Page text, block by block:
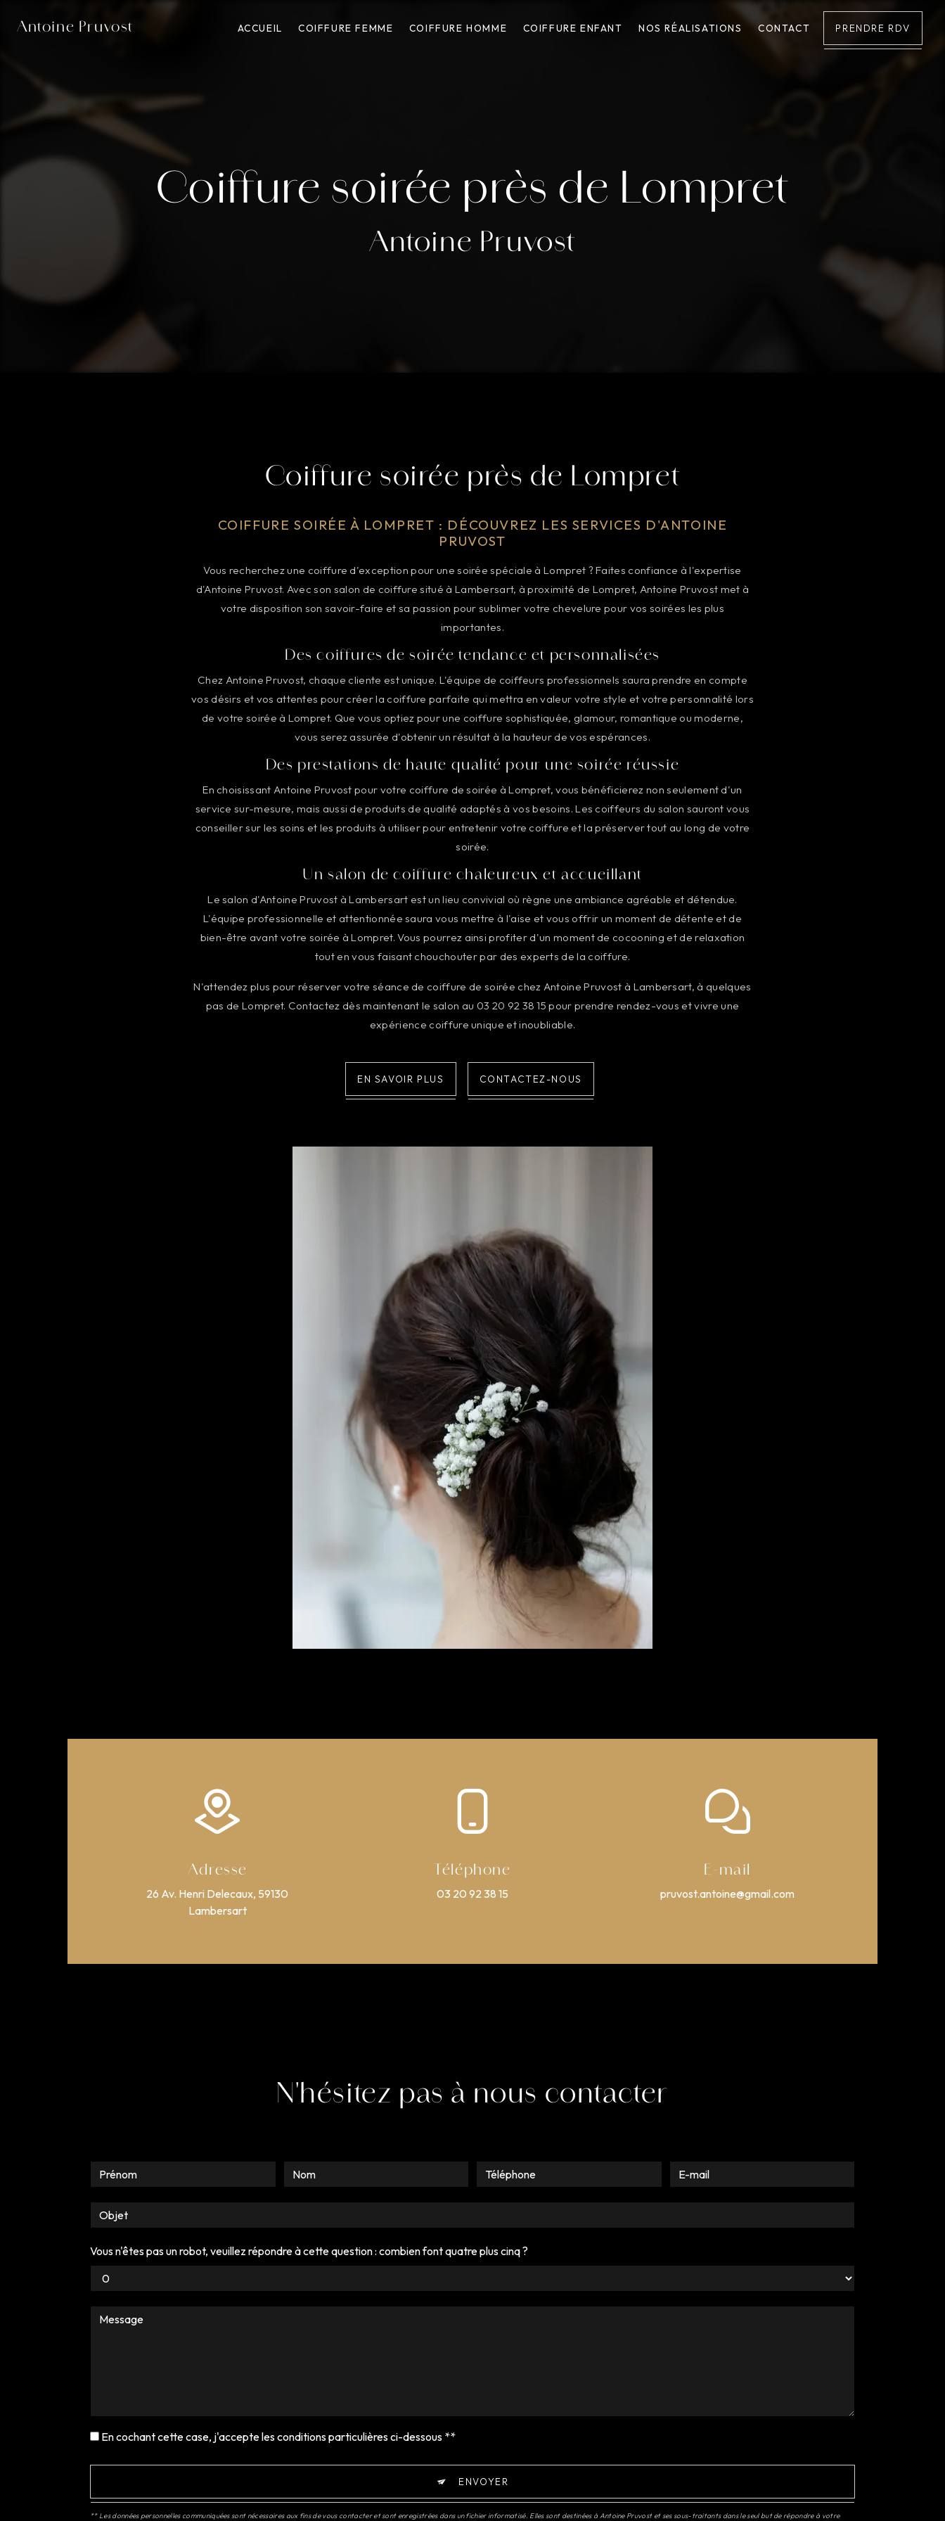
Antoine Pruvost ACCUEIL COIFFURE FEMME COIFFURE HOMME COIFFURE ENFANT NOS RÉALISATIONS CONTACT PRENDRE RDV
Coiffure soirée près de Lompret
Antoine Pruvost
Coiffure soirée près de Lompret
COIFFURE SOIRÉE À LOMPRET : DÉCOUVREZ LES SERVICES D'ANTOINE
PRUVOST
Vous recherchez une coiffure d'exception pour une soirée spéciale à Lompret ? Faites confiance à l'expertise
d'Antoine Pruvost. Avec son salon de coiffure situé à Lambersart, à proximité de Lompret, Antoine Pruvost met à
votre disposition son savoir-faire et sa passion pour sublimer votre chevelure pour vos soirées les plus
importantes.
Des coiffures de soirée tendance et personnalisées
Chez Antoine Pruvost, chaque cliente est unique. L'équipe de coiffeurs professionnels saura prendre en compte
vos désirs et vos attentes pour créer la coiffure parfaite qui mettra en valeur votre style et votre personnalité lors
de votre soirée à Lompret. Que vous optiez pour une coiffure sophistiquée, glamour, romantique ou moderne,
vous serez assurée d'obtenir un résultat à la hauteur de vos espérances.
Des prestations de haute qualité pour une soirée réussie
En choisissant Antoine Pruvost pour votre coiffure de soirée à Lompret, vous bénéficierez non seulement d'un
service sur-mesure, mais aussi de produits de qualité adaptés à vos besoins. Les coiffeurs du salon sauront vous
conseiller sur les soins et les produits à utiliser pour entretenir votre coiffure et la préserver tout au long de votre
soirée.
Un salon de coiffure chaleureux et accueillant
Le salon d'Antoine Pruvost à Lambersart est un lieu convivial où règne une ambiance agréable et détendue.
L'équipe professionnelle et attentionnée saura vous mettre à l'aise et vous offrir un moment de détente et de
bien-être avant votre soirée à Lompret. Vous pourrez ainsi profiter d'un moment de cocooning et de relaxation
tout en vous faisant chouchouter par des experts de la coiffure.
N'attendez plus pour réserver votre séance de coiffure de soirée chez Antoine Pruvost à Lambersart, à quelques
pas de Lompret. Contactez dès maintenant le salon au 03 20 92 38 15 pour prendre rendez-vous et vivre une
expérience coiffure unique et inoubliable.
EN SAVOIR PLUS CONTACTEZ-NOUS
Adresse
26 Av. Henri Delecaux, 59130
Lambersart
Téléphone
03 20 92 38 15
E-mail
pruvost.antoine@gmail.com
N'hésitez pas à nous contacter
Vous n'êtes pas un robot, veuillez répondre à cette question : combien font quatre plus cinq ?
En cochant cette case, j'accepte les conditions particulières ci-dessous **
ENVOYER
** Les données personnelles communiquées sont nécessaires aux fins de vous contacter et sont enregistrées dans un fichier informatisé. Elles sont destinées à Antoine Pruvost et ses sous-traitants dans le seul but de répondre à votre